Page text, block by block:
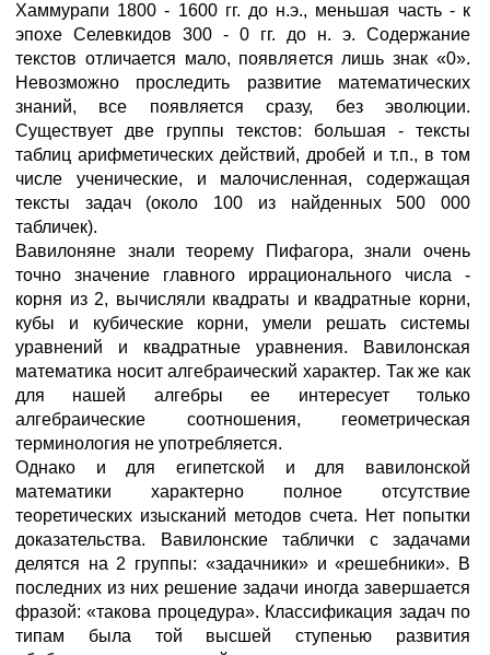
Хаммурапи 1800 - 1600 гг. до н.э., меньшая часть - к
эпохе Селевкидов 300 - 0 гг. до н. э. Содержание
текстов отличается мало, появляется лишь знак «0».
Невозможно проследить развитие математических
знаний, все появляется сразу, без эволюции.
Существует две группы текстов: большая - тексты
таблиц арифметических действий, дробей и т.п., в том
числе ученические, и малочисленная, содержащая
тексты задач (около 100 из найденных 500 000
табличек).
Вавилоняне знали теорему Пифагора, знали очень
точно значение главного иррационального числа -
корня из 2, вычисляли квадраты и квадратные корни,
кубы и кубические корни, умели решать системы
уравнений и квадратные уравнения. Вавилонская
математика носит алгебраический характер. Так же как
для нашей алгебры ее интересует только
алгебраические соотношения, геометрическая
терминология не употребляется.
Однако и для египетской и для вавилонской
математики характерно полное отсутствие
теоретических изысканий методов счета. Нет попытки
доказательства. Вавилонские таблички с задачами
делятся на 2 группы: «задачники» и «решебники». В
последних из них решение задачи иногда завершается
фразой: «такова процедура». Классификация задач по
типам была той высшей ступенью развития